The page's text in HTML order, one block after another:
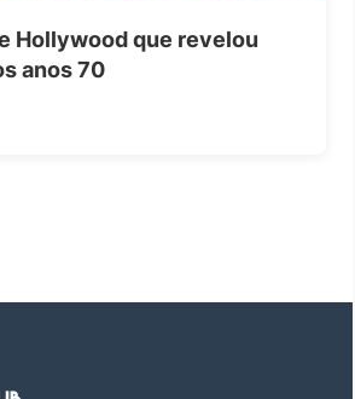
Hollywood que revelou
anos 70